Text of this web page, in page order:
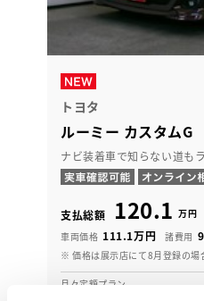
トヨタ
ルーミー カスタムG
ナビ装着車で知らない道も
支払総額 120.1 万円
車両価格 111.1万円 諸費用
※ 価格は展示店にて8月登録の場
月々定額プラン